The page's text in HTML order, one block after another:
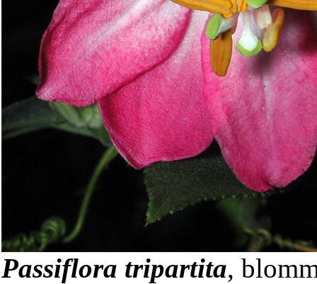
Passiflora tripartita,